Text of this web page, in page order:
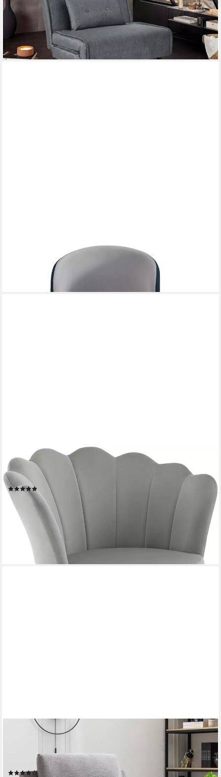
249,95 €
lieferbar - in 6-7 Werktagen bei dir
Abende (1-St., Polstersessel 1-Sitzer), Made in Europa
1.600,00 €
lieferbar in 12 Wochen
WOLTU
Relaxsessel, Sessel Wohnzimmer in Blumenform, mit Samtbezug
Metallbeinen
104,54 € UVP 207,99 €
-50%
lieferbar - in 3-4 Werktagen bei dir
Ruhesessel (1-St), Manueller Relaxsessel mit Verstellbarer
Rückenlehne und Fußstütze
(18)